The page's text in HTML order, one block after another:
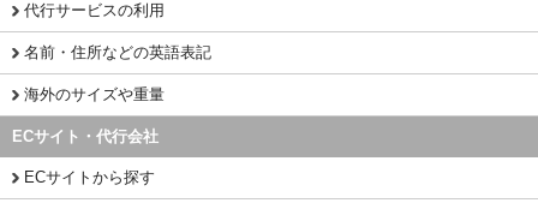
代行サービスの利用
名前・住所などの英語表記
海外のサイズや重量
ECサイト・代行会社
ECサイトから探す